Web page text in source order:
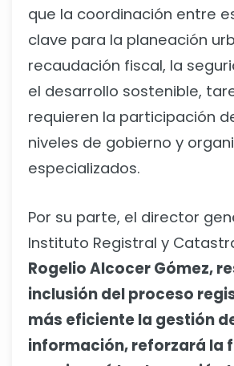
que la coordinación entre
clave para la planeación
recaudación fiscal, la
el desarrollo sostenible,
requieren la participación
niveles de gobierno y
especializados.
Por su parte, el director
Instituto Registral y
Rogelio Alcocer Gómez,
inclusión del proceso
más eficiente la gestión
información, reforzará la